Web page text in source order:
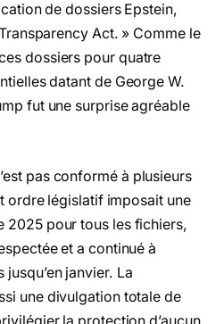
de dossiers Epstein,
Act. » Comme le
dossiers pour quatre
datant de George W.
fut une surprise agréable
pas conformé à plusieurs
ordre législatif imposait une
2025 pour tous les fichiers,
et a continué à
janvier. La
une divulgation totale de